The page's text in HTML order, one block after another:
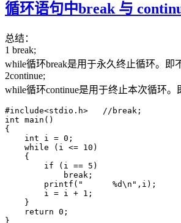
循环语句中break 与
总结：
1 break;
while循环break是用于永久终止循环。即
2continue;
while循环continue是用于终止本次循环
#include<stdio.h>   //break;
int main()
{
    int i = 0;
    while (i <= 10)
    {
        if (i == 5)
            break;
        printf("      %d\n",i);
        i = i + 1;
    }
    return 0;
}